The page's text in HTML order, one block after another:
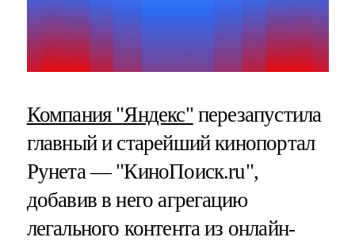
Компания "Яндекс"перезапустила
главный и старейший кинопортал
Рунета — "КиноПоиск.ru",
добавив в него агрегацию
легального контента из онлайн-